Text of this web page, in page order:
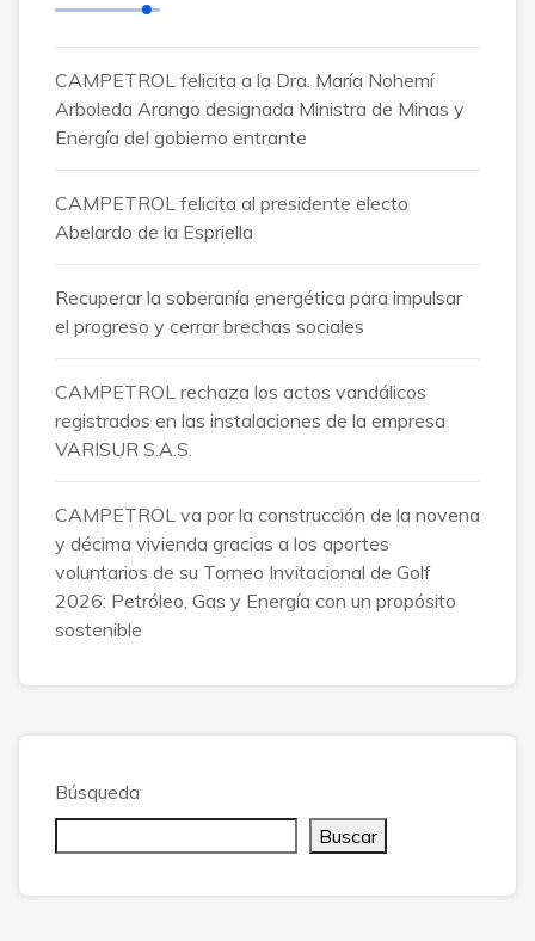
CAMPETROL felicita a la Dra. María Nohemí
Arboleda Arango designada Ministra de Minas y
Energía del gobierno entrante
CAMPETROL felicita al presidente electo
Abelardo de la Espriella
Recuperar la soberanía energética para impulsar
el progreso y cerrar brechas sociales
CAMPETROL rechaza los actos vandálicos
registrados en las instalaciones de la empresa
VARISUR S.A.S.
CAMPETROL va por la construcción de la novena
y décima vivienda gracias a los aportes
voluntarios de su Torneo Invitacional de Golf
2026: Petróleo, Gas y Energía con un propósito
sostenible
Búsqueda
Buscar